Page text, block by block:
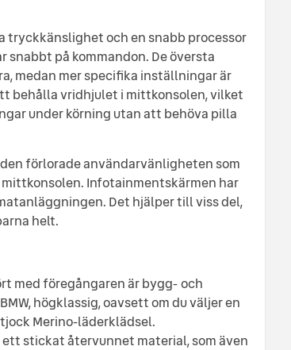
tryckkänslighet och en snabb processor
på kommandon. De översta
medan mer specifika inställningar är
behålla vridhjulet i mittkonsolen, vilket
under körning utan att behöva pilla
förlorade användarvänligheten som
Infotainmentskärmen har
Det hjälper till viss del,
helt.
med föregångaren är bygg- och
högklassig, oavsett om du väljer en
Merino-läderklädsel.
stickat återvunnet material, som även